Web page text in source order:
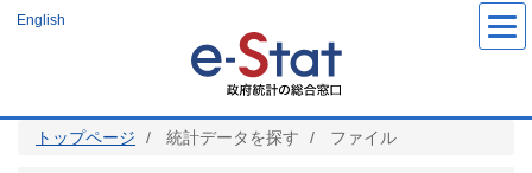
ツ
English
トップページ 統計データを探す ファイル